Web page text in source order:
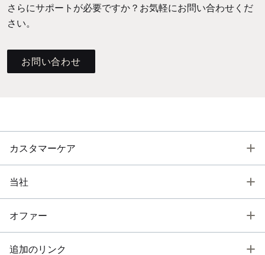
さらにサポートが必要ですか？お気軽にお問い合わせくだ
さい。
お問い合わせ
カスタマーケア
当社
オファー
追加のリンク